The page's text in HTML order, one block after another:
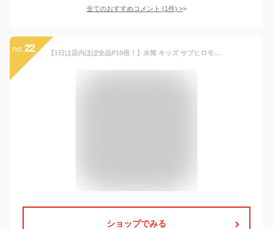
全てのおすすめコメント (1件) >
no. 22 【1日は店内ほぼ全品P10倍！】水筒 キッズ サブヒロモリ ピアンタ ステンレスマグボトル 水筒 マグ マグボトル 洗いやすい 保温 おしゃれ 学校 490ml お弁当 直飲み イエロー 可愛い ステンレス 大人 コンパクト かわいい 保冷 子供
ショップでみる